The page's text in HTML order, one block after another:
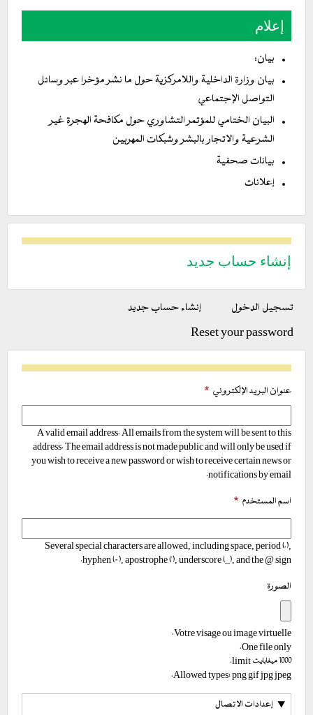
إعلام
بيان:
بيان وزارة الداخلية واللامركزية حول ما نشر مؤخرا عبر وسائل
التواصل الإجتماعي
البيان الختامي للمؤتمر التشاوري حول مكافحة الهجرة غير
الشرعية والاتجار بالبشر وشبكات المهربين
بيانات صحفية
إعلانات
إنشاء حساب جديد
التبويبات
تسجيل الدخول إنشاء حساب جديد(علامة
Reset your password
عنوان البريد الإلكتروني
A valid email address. All emails from the system will be sent to this
address. The email address is not made public and will only be used if
you wish to receive a new password or wish to receive certain news or
notifications by email.
اسم المستخدم
Several special characters are allowed, including space, period (.),
hyphen (-), apostrophe ('), underscore (_), and the @ sign.
الصورة
Votre visage ou image virtuelle.
One file only.
1000 ميغابايت limit.
Allowed types: png gif jpg jpeg.
إعدادات الاتصال